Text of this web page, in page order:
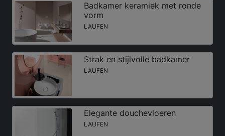
Badkamer keramiek met ronde
vorm
LAUFEN
Strak en stijlvolle badkamer
LAUFEN
Elegante douchevloeren
LAUFEN